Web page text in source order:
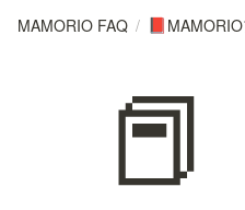
MAMORIO FAQ / 📕
📕